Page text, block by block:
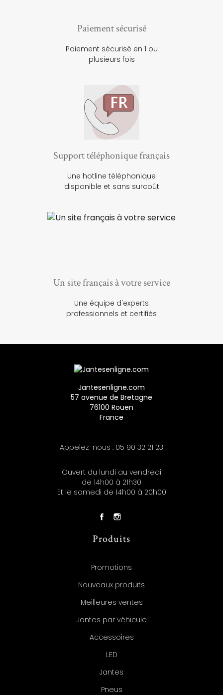
Paiement sécurisé
Paiement sécurisé en 1 ou
plusieurs fois
Support téléphonique français
Une hotline téléphonique
disponible et sans surcoût
Un site français à votre service
Une équipe d'experts
professionnels et certifiés
Jantesenligne.com
57 avenue de Bretagne
76100 Rouen
France
Appelez-nous : 05 90 32 21 23
Ouvert du lundi au vendredi
de 14h00 à 21h30
Et le samedi de 14h00 à 20h00
Produits
Promotions
Nouveaux produits
Meilleures ventes
Jantes par véhicule
Accessoires
LED
Jantes
Pneus